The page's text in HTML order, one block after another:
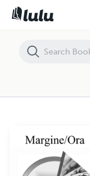
Margine/Ora